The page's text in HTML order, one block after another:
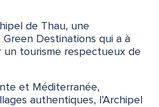
de Thau, une
Destinations qui a à
tourisme respectueux de
et Méditerranée,
authentiques, l’Archipel